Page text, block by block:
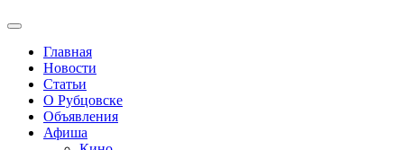
Главная
Новости
Статьи
О Рубцовске
Объявления
Афиша